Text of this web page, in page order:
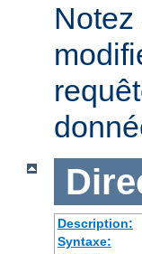
Description:
Syntaxe: